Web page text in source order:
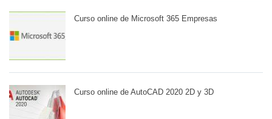
Curso online de Microsoft 365 Empresas
Curso online de AutoCAD 2020 2D y 3D